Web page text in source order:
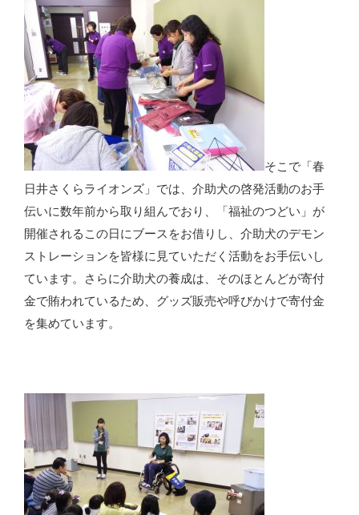
そこで「春
日井さくらライオンズ」では、介助犬の啓発活動のお手
伝いに数年前から取り組んでおり、「福祉のつどい」が
開催されるこの日にブースをお借りし、介助犬のデモン
ストレーションを皆様に見ていただく活動をお手伝いし
ています。さらに介助犬の養成は、そのほとんどが寄付
金で賄われているため、グッズ販売や呼びかけで寄付金
を集めています。